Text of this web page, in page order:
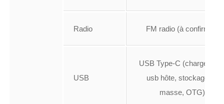
Radio FM radio (à confirmer)
USB
USB Type-C
usb hôte, stockage de
masse, OTG)